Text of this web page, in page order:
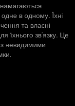
в одному. Їхні
та власні
їхнього зв’язку. Це
з невидимими